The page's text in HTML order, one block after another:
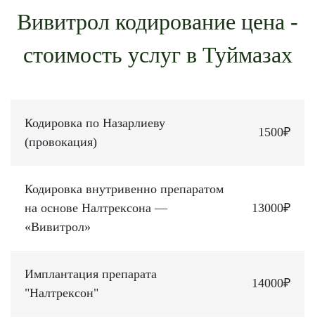
Вивитрол кодирование цена -
стоимость услуг в Туймазах
Кодировка по Назарлиеву
(провокация)
1500₽
Кодировка внутривенно препаратом
на основе Налтрексона —
«Вивитрол»
13000₽
Имплантация препарата
"Налтрексон"
14000₽